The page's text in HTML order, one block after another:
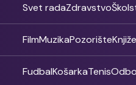
Svet radaZdravstvo
FilmMuzikaPozorište
FudbalKošarkaTenis